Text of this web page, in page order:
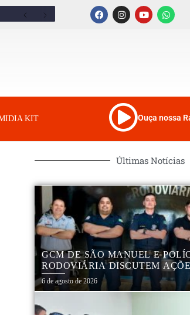
KIT Ouça nossa
Últimas Notícias
GCM DE SÃO MANUEL E
RODOVIÁRIA DISCUTEM
EDUCAÇÃO E SEGURANÇA NO
6 de agosto de 2026